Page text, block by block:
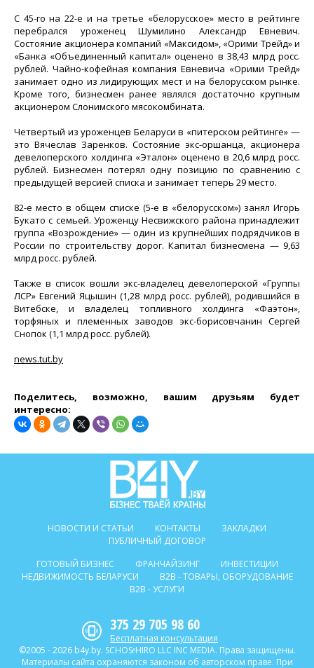
С 45-го на 22-е и на третье «белорусское» место в рейтинге
перебрался уроженец Шумилино Александр Евневич.
Состояние акционера компаний «Максидом», «Орими Трейд» и
«Банка «Объединенный капитал» оценено в 38,43 млрд росс.
рублей. Чайно-кофейная компания Евневича «Орими Трейд»
занимает одно из лидирующих мест и на белорусском рынке.
Кроме того, бизнесмен ранее являлся достаточно крупным
акционером Слонимского мясокомбината.
Четвертый из уроженцев Беларуси в «питерском рейтинге» —
это Вячеслав Заренков. Состояние экс-оршанца, акционера
девелоперского холдинга «Эталон» оценено в 20,6 млрд росс.
рублей. Бизнесмен потерял одну позицию по сравнению с
предыдущей версией списка и занимает теперь 29 место.
82-е место в общем списке (5-е в «белорусском») занял Игорь
Букато с семьей. Уроженцу Несвижского района принадлежит
группа «Возрождение» — один из крупнейших подрядчиков в
России по строительству дорог. Капитал бизнесмена — 9,63
млрд росс. рублей.
Также в список вошли экс-владелец девелоперской «Группы
ЛСР» Евгений Яцышин (1,28 млрд росс. рублей), родившийся в
Витебске, и владелец топливного холдинга «Фаэтон»,
торфяных и племенных заводов экс-борисовчанин Сергей
Снопок (1,1 млрд росс. рублей).
news.tut.by
Поделитесь, возможно, вашим друзьям будет
интересно:
НОВОСТИ И СТАТЬИ КОНТАКТЫ
ЗАКЛАДКИ
ПУБЛИЧНЫЙ ДОГОВОР
ГОТОВЫЙ БИЗНЕС
ФРАНЧАЙЗИНГ
ИНВЕСТИЦИИ
НЕДВИЖИМОСТЬ БЕЛАРУСИ
B2B - ТОВАРЫ, ОБОРУДОВАНИЕ
B2B - УСЛУГИ
375 29 705 98 60
Бесплатная консультация
©2005 - 2026 b4y.by. SCHOSᶳHIRO LLC INC MEDIA. Права защищены.
Материалы сайта охраняются законом об авторском праве. При